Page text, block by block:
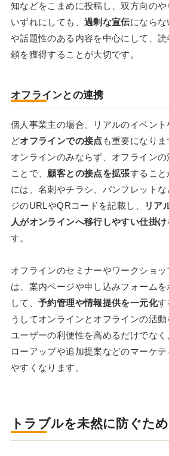
知などをこまめに投稿し、双方向のや
いずれにしても、 過剰な宣伝にならな
や話題性のある内容を中心にして、
頼を獲得することが大切です。
オフラインとの連携
個人事業主の場合、リアルのイベン
どオフラインでの接点 も重要になり
オンラインのみならず、オフライン
ことで、 顧客との接点を拡張すること
には、名刺やチラシ、パンフレット
ジのURLやQRコードを記載し、
リア
人がオンラインへ移行しやすい仕掛け
す。
オフラインのセミナーやワークショ
は、案内ページや申し込みフォーム
して、予約管理や情報提供を一元化す
うしてオンラインとオフラインの活動
ユーザーの利便性を高めるだけでな
ローアップや追加提案などのマーケ
やすくなります。
トラブルを未然に防ぐた